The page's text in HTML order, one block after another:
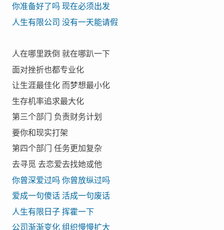
你准备好了吗 现在必须出发
人生有限公司 没有一天能请假
人在哪里跌倒 就在哪趴一下
面对挫折也都专业化
让生涯最佳化 而梦想最小化
生存机率追求最大化
第三个部门 负责财务计划
要你和现实打架
第四个部门 任务更加复杂
去寻觅 去恋爱去找她或他
你曾深爱过吗 你曾放纵过吗
爱成一句傻话 活成一句废话
人生有限日子 挥霍一下
公司渐渐变化 组织慢慢扩大